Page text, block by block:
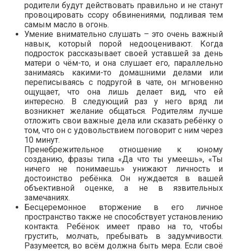
родители будут действовать правильно и не станут
провоцировать ссору обвинениями, подливая тем
самым масло в огонь.
Умение внимательно слушать – это очень важный
навык, который порой недооценивают. Когда
подросток рассказывает своей уставшей за день
матери о чём-то, и она слушает его, параллельно
занимаясь какими-то домашними делами или
переписываясь с подругой в чате, он мгновенно
ощущает, что она лишь делает вид, что ей
интересно. В следующий раз у него вряд ли
возникнет желание общаться. Родителям лучше
отложить свои важные дела или сказать ребёнку о
том, что он с удовольствием поговорит с ним через
10 минут.
Пренебрежительное отношение к юному
созданию, фразы типа «Да что ты умеешь», «Ты
ничего не понимаешь» унижают личность и
достоинство ребёнка. Он нуждается в вашей
объективной оценке, а не в язвительных
замечаниях.
Бесцеремонное вторжение в его личное
пространство также не способствует установлению
контакта. Ребёнок имеет право на то, чтобы
грустить, молчать, пребывать в задумчивости.
Разумеется, во всём должна быть мера. Если своё